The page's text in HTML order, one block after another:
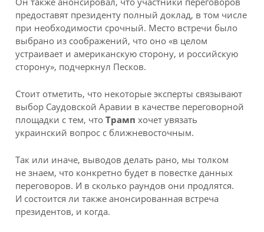
предоставят президенту полный доклад, в том числе
при необходимости срочный. Место встречи было
выбрано из соображений, что оно «в целом
устраивает и американскую сторону, и российскую
сторону», подчеркнул Песков.
Стоит отметить, что некоторые эксперты связывают
выбор Саудовской Аравии в качестве переговорной
площадки с тем, чтоТрамп хочет увязать
украинский вопрос с ближневосточным.
Так или иначе, выводов делать рано, мы толком
не знаем, что конкретно будет в повестке данных
переговоров. И в сколько раундов они продлятся.
И состоится ли также анонсированная встреча
президентов, и когда.